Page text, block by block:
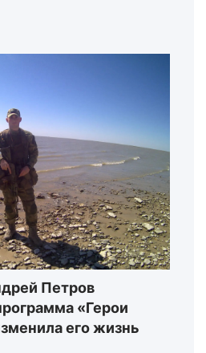
Петров
«Герои
его жизнь